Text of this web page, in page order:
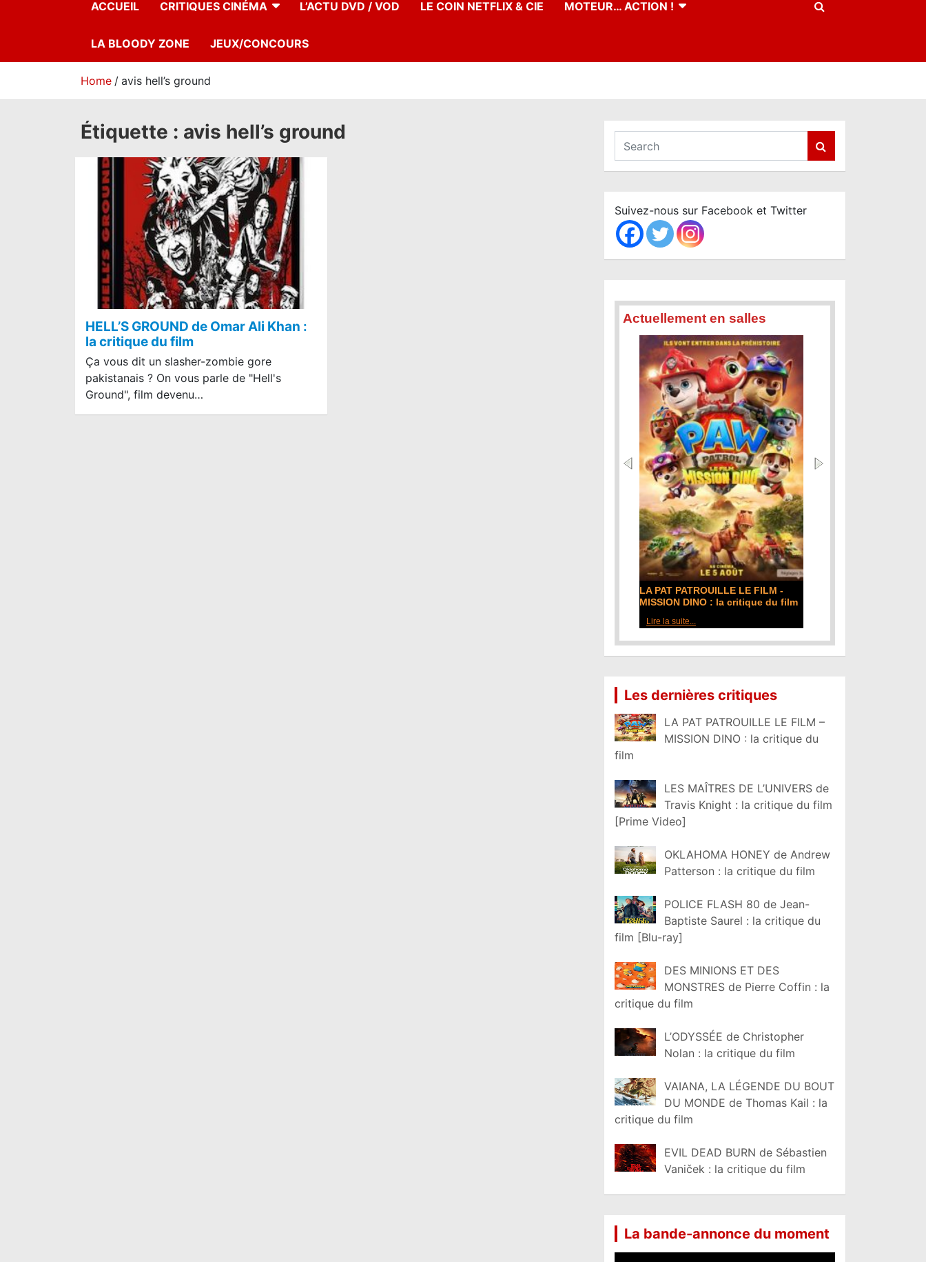
ACCUEIL CRITIQUES CINÉMA L’ACTU DVD / VOD LE COIN NETFLIX & CIE MOTEUR… ACTION !
LA BLOODY ZONE JEUX/CONCOURS
Home avis hell’s ground
Étiquette : avis hell’s ground
HELL’S GROUND de Omar Ali Khan :
la critique du film
Ça vous dit un slasher-zombie gore
pakistanais ? On vous parle de "Hell's
Ground", film devenu…
a
c
h
Suivez-nous sur Facebook et Twitter
Actuellement en salles
LA PAT PATROUILLE LE FILM -
MISSION DINO : la critique du film
Lire la suite...
Les dernières critiques
LA PAT PATROUILLE LE FILM –
MISSION DINO : la critique du
film
LES MAÎTRES DE L’UNIVERS de
Travis Knight : la critique du film
[Prime Video]
OKLAHOMA HONEY de Andrew
Patterson : la critique du film
POLICE FLASH 80 de Jean-
Baptiste Saurel : la critique du
film [Blu-ray]
DES MINIONS ET DES
MONSTRES de Pierre Coffin : la
critique du film
L’ODYSSÉE de Christopher
Nolan : la critique du film
VAIANA, LA LÉGENDE DU BOUT
DU MONDE de Thomas Kail : la
critique du film
EVIL DEAD BURN de Sébastien
Vaniček : la critique du film
La bande-annonce du moment